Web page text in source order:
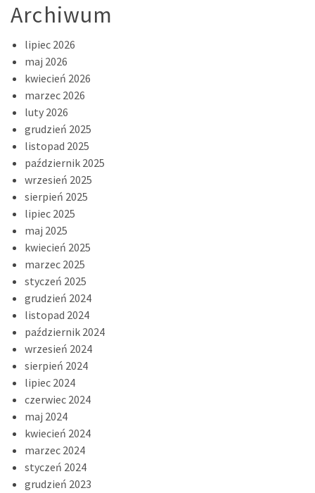
Archiwum
lipiec 2026
maj 2026
kwiecień 2026
marzec 2026
luty 2026
grudzień 2025
listopad 2025
październik 2025
wrzesień 2025
sierpień 2025
lipiec 2025
maj 2025
kwiecień 2025
marzec 2025
styczeń 2025
grudzień 2024
listopad 2024
październik 2024
wrzesień 2024
sierpień 2024
lipiec 2024
czerwiec 2024
maj 2024
kwiecień 2024
marzec 2024
styczeń 2024
grudzień 2023